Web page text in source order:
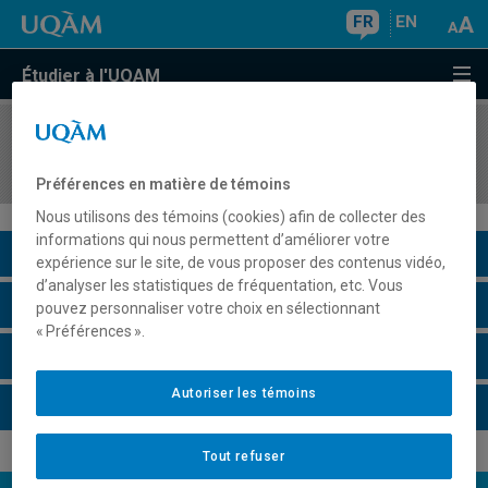
FR EN
Étudier à l'UQAM
COURS//
Description du cours
Horaire - Été 2026
Préférences en matière de témoins
Nous utilisons des témoins (cookies) afin de collecter des
informations qui nous permettent d’améliorer votre
expérience sur le site, de vous proposer des contenus vidéo,
d’analyser les statistiques de fréquentation, etc. Vous
pouvez personnaliser votre choix en sélectionnant
« Préférences ».
Tout refuser
Autoriser les témoins